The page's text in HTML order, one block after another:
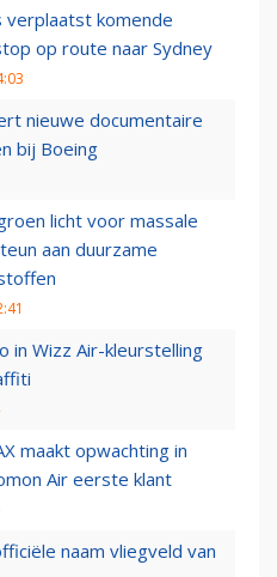
verplaatst komende
op route naar Sydney
nieuwe documentaire
bij Boeing
licht voor massale
aan duurzame
in Wizz Air-kleurstelling
maakt opwachting in
Air eerste klant
naam vliegveld van